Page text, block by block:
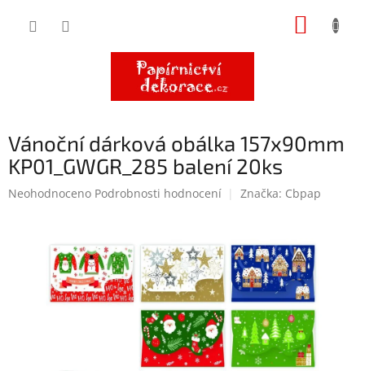
Vánoční dárková obálka 157x90mm
KP01_GWGR_285 balení 20ks
Průměrné
hvězdiček.
Neohodnoceno Podrobnosti hodnocení Značka: Cbpap